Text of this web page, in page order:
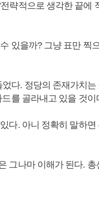
략적으로 생각한 끝에
있을까? 그냥 표만 찍
다. 정당의 존재가치는
를 골라내고 있을 것이
다. 아니 정확히 말하면
그나마 이해가 된다. 총